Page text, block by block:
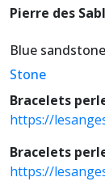
Pierre des
Blue
Stone
Bracelets
https://
Bracelets
https://